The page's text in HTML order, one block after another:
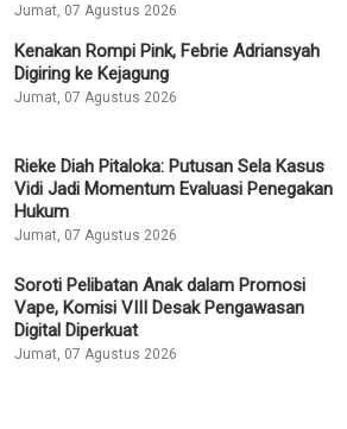
Jumat, 07 Agustus 2026
Kenakan Rompi Pink, Febrie Adriansyah
Digiring ke Kejagung
Jumat, 07 Agustus 2026
Rieke Diah Pitaloka: Putusan Sela Kasus
Vidi Jadi Momentum Evaluasi Penegakan
Hukum
Jumat, 07 Agustus 2026
Soroti Pelibatan Anak dalam Promosi
Vape, Komisi VIII Desak Pengawasan
Digital Diperkuat
Jumat, 07 Agustus 2026